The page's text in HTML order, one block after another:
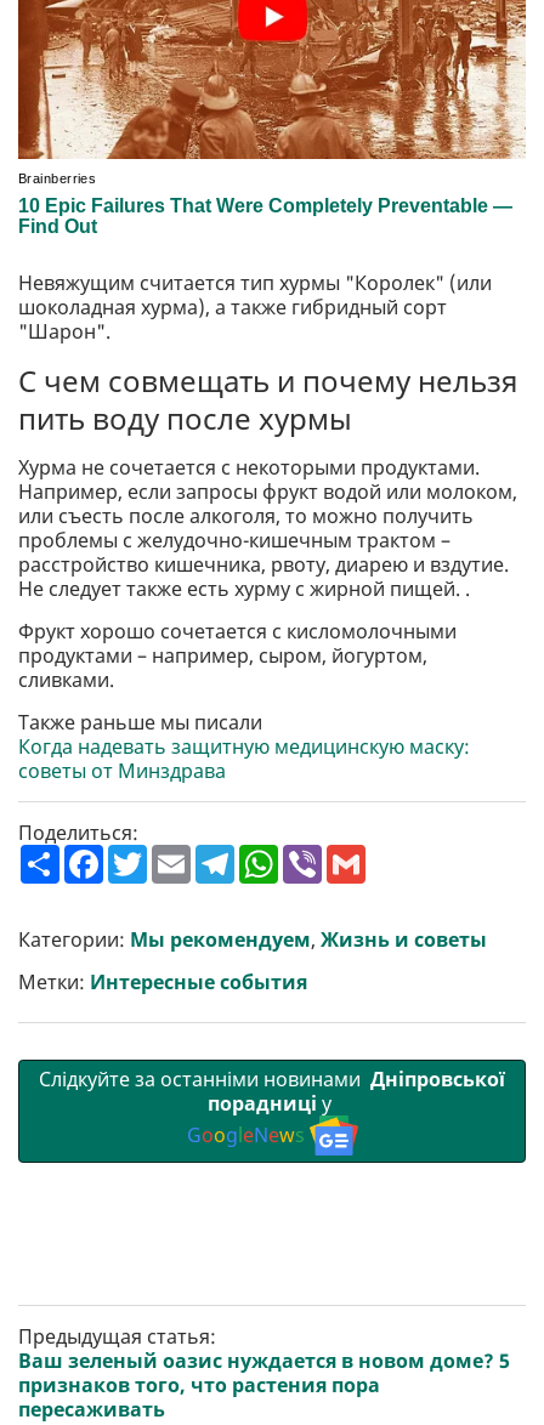
Невяжущим считается тип хурмы "Королек" (или
шоколадная хурма), а также гибридный сорт
"Шарон".
С чем совмещать и почему нельзя
пить воду после хурмы
Хурма не сочетается с некоторыми продуктами.
Например, если запросы фрукт водой или молоком,
или съесть после алкоголя, то можно получить
проблемы с желудочно-кишечным трактом –
расстройство кишечника, рвоту, диарею и вздутие.
Не следует также есть хурму с жирной пищей. .
Фрукт хорошо сочетается с кисломолочными
продуктами – например, сыром, йогуртом,
сливками.
Также раньше мы писали
Когда надевать защитную медицинскую маску:
советы от Минздрава
Поделиться:
П
о
р
и
т
и
F
a
b
o
o
k
T
w
t
e
r
E
m
l
T
e
g
r
a
m
W
h
s
A
p
p
V
r l
Категории: Мы рекомендуем, Жизнь и советы
Метки: Интересные события
Слідкуйте за останніми новинами Дніпровської
порадниці у
GoogleNews
Предыдущая статья:
Ваш зеленый оазис нуждается в новом доме? 5
признаков того, что растения пора
пересаживать